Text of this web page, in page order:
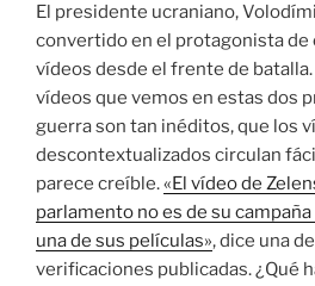
El presidente ucraniano,
convertido en el protagonista de
vídeos desde el frente de
vídeos que vemos en estas dos
guerra son tan inéditos, que los
descontextualizados circulan
parece creíble.«El vídeo de
parlamento no es de su
una de sus películas», dice una
verificaciones publicadas. ¿Qué